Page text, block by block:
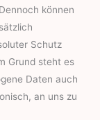
können
Schutz
Grund steht es
Daten auch
an uns zu